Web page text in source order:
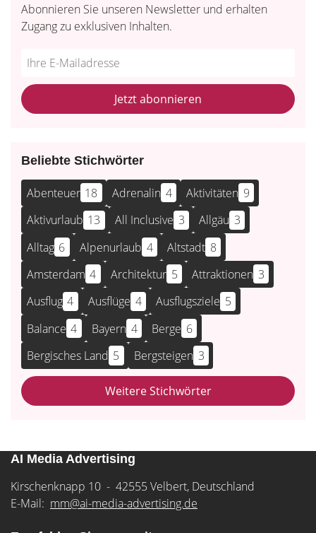
Abonnieren Sie unseren Newsletter und erhalten
Zugang zu exklusiven Inhalten.
Do
fill
this
*Ihre
Mailadresse:
Jetzt abonnieren
Beliebte Stichwörter
Abenteuer 18 Adrenalin 4 Aktivitäten 9
Aktivurlaub 13 All Inclusive 3 Allgäu 3
Alltag 6 Alpenurlaub 4 Altstadt 8
Amsterdam 4 Architektur 5 Attraktionen 3
Ausflug 4 Ausflüge 4 Ausflugsziele 5
Balance 4 Bayern 4 Berge 6
Bergisches Land 5 Bergsteigen 3
Weitere Stichwörter
AI Media Advertising
Kirschenknapp 10 - 42555 Velbert, Deutschland
E-Mail: mm@ai-media-advertising.de